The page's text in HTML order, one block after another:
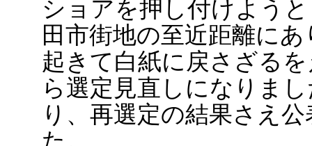
ショアを押し付けよう
田市街地の至近距離に
起きて白紙に戻さざる
ら選定見直しになりま
り、再選定の結果さえ
た。